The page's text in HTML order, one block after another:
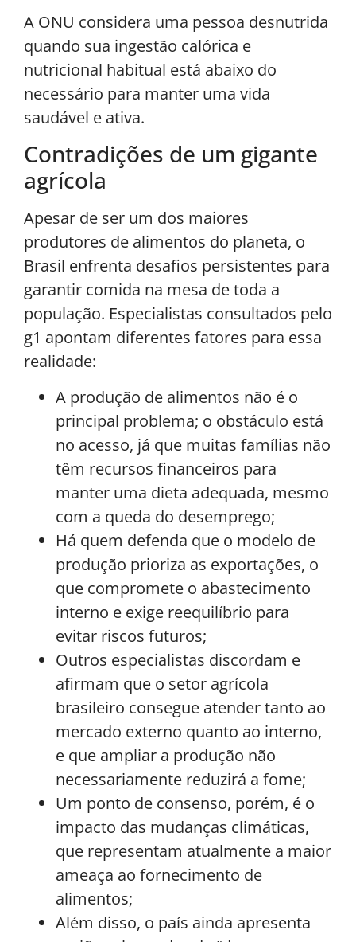
A ONU considera uma pessoa desnutrida
quando sua ingestão calórica e
nutricional habitual está abaixo do
necessário para manter uma vida
saudável e ativa.
Contradições de um gigante
agrícola
Apesar de ser um dos maiores
produtores de alimentos do planeta, o
Brasil enfrenta desafios persistentes para
garantir comida na mesa de toda a
população. Especialistas consultados pelo
g1 apontam diferentes fatores para essa
realidade:
A produção de alimentos não é o
principal problema; o obstáculo está
no acesso, já que muitas famílias não
têm recursos financeiros para
manter uma dieta adequada, mesmo
com a queda do desemprego;
Há quem defenda que o modelo de
produção prioriza as exportações, o
que compromete o abastecimento
interno e exige reequilíbrio para
evitar riscos futuros;
Outros especialistas discordam e
afirmam que o setor agrícola
brasileiro consegue atender tanto ao
mercado externo quanto ao interno,
e que ampliar a produção não
necessariamente reduzirá a fome;
Um ponto de consenso, porém, é o
impacto das mudanças climáticas,
que representam atualmente a maior
ameaça ao fornecimento de
alimentos;
Além disso, o país ainda apresenta